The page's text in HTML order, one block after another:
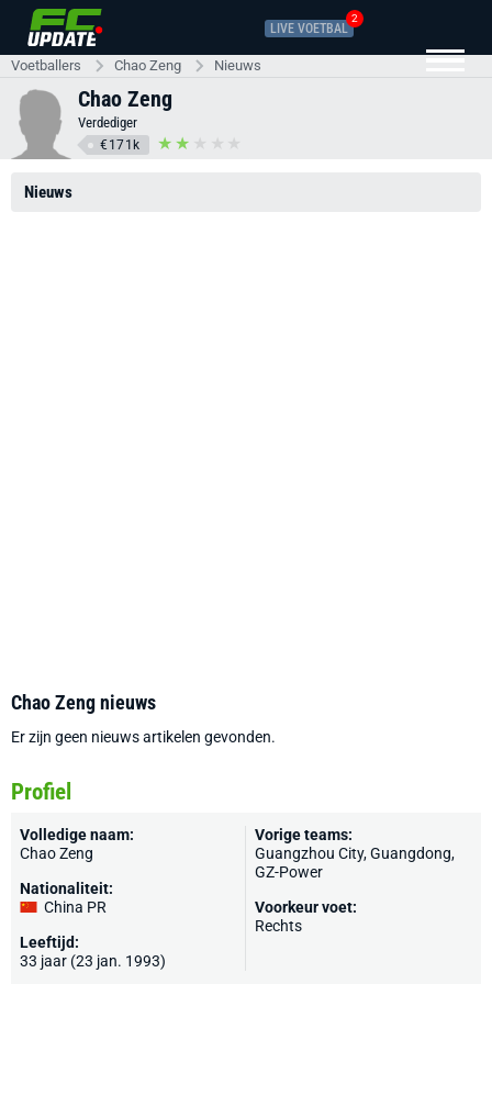
LIVE VOETBAL
2
Voetballers Chao Zeng Nieuws
Chao Zeng
Verdediger
€171k
Nieuws
Chao Zeng nieuws
Er zijn geen nieuws artikelen gevonden.
Profiel
Volledige naam:
Chao Zeng
Nationaliteit:
China PR
Leeftijd:
33 jaar (23 jan. 1993)
Vorige teams:
Guangzhou City, Guangdong,
GZ-Power
Voorkeur voet:
Rechts